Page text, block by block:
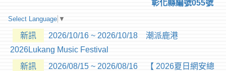
彰化縣編號055號
Select Language ▼
新訊
2026/10/16 ~ 2026/10/18 潮派鹿港
2026Lukang Music Festival
新訊
2026/08/15 ~ 2026/08/16 【 2026夏日網安總